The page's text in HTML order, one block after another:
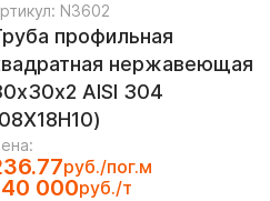
N3602
профильная
нержавеющая
AISI 304
руб./пог.м
000руб./т